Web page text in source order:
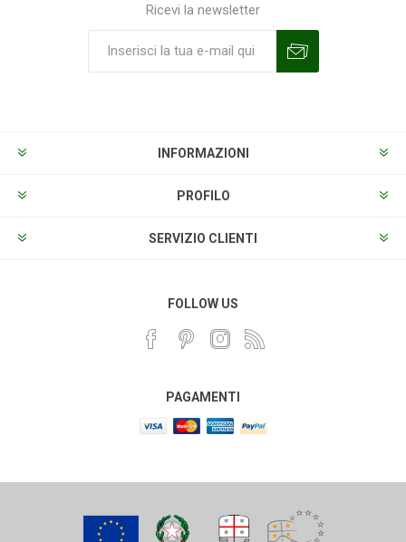
Ricevi la newsletter
INFORMAZIONI
PROFILO
SERVIZIO CLIENTI
FOLLOW US
PAGAMENTI